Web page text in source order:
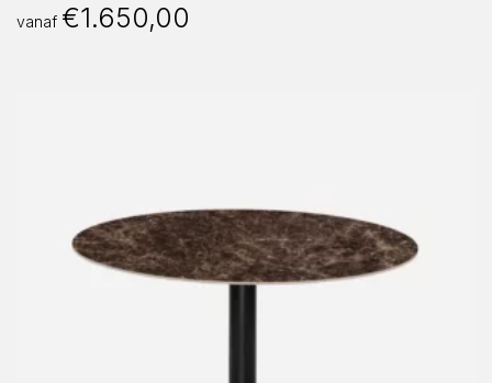
vanaf €1.650,00